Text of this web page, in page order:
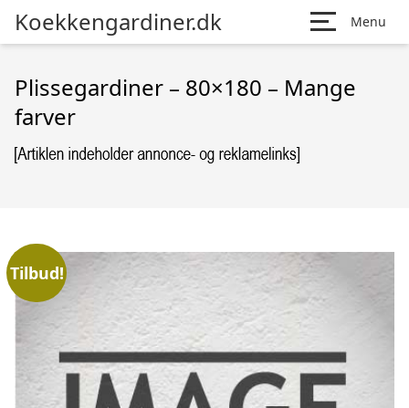
Koekkengardiner.dk Menu
Plissegardiner – 80×180 – Mange
farver
Tilbud!